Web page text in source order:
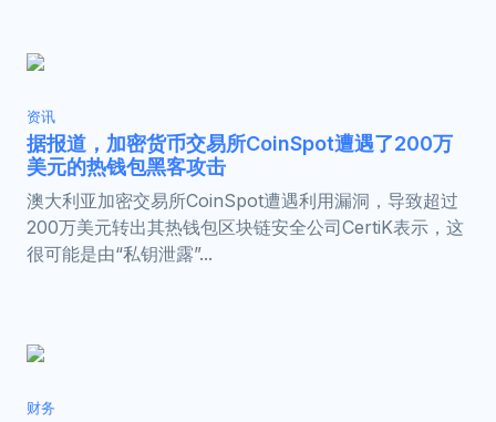
资讯
据报道，加密货币交易所CoinSpot遭遇了200万
美元的热钱包黑客攻击
澳大利亚加密交易所CoinSpot遭遇利用漏洞，导致超过
200万美元转出其热钱包区块链安全公司CertiK表示，这
很可能是由“私钥泄露”...
财务